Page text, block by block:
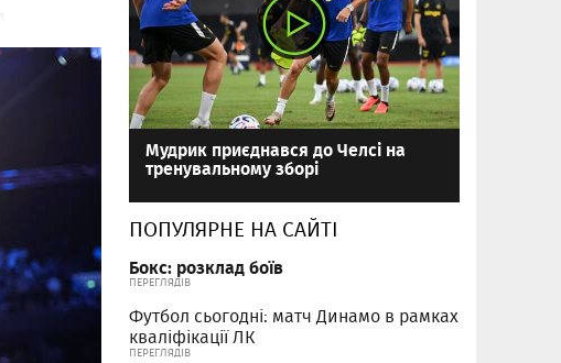
Мудрик приєднався до Челсі на
тренувальному зборі
ПОПУЛЯРНЕ НА САЙТІ
Бокс: розклад боїв
ПЕРЕГЛЯДІВ
Футбол сьогодні: матч Динамо в рамках
кваліфікації ЛК
ПЕРЕГЛЯДІВ